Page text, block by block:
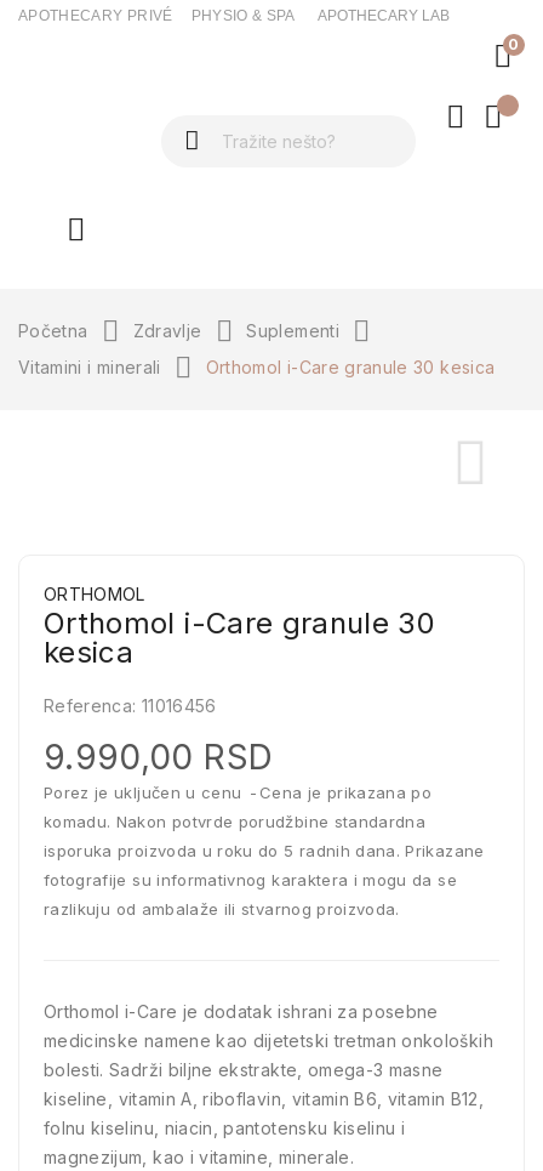
APOTHECARY PRIVÉ PHYSIO & SPA APOTHECARY LAB
0
Početna Zdravlje
Suplementi
Vitamini i minerali
Orthomol i-Care granule 30 kesica
ORTHOMOL
Orthomol i-Care granule 30
kesica
Referenca: 11016456
9.990,00 RSD
Porez je uključen u cenu
Cena je prikazana po
komadu. Nakon potvrde porudžbine standardna
isporuka proizvoda u roku do 5 radnih dana. Prikazane
fotografije su informativnog karaktera i mogu da se
razlikuju od ambalaže ili stvarnog proizvoda.
Orthomol i-Care je dodatak ishrani za posebne
medicinske namene kao dijetetski tretman onkoloških
bolesti. Sadrži biljne ekstrakte, omega-3 masne
kiseline, vitamin A, riboflavin, vitamin B6, vitamin B12,
folnu kiselinu, niacin, pantotensku kiselinu i
magnezijum, kao i vitamine, minerale.